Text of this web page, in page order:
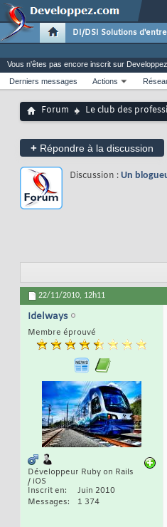
DI/DSI Solutions
Vous n'êtes pas encore inscrit sur
Derniers messages
Actions
Forum Le club des
+ Répondre à la discussion
Discussion : Un
22/11/2010, 12h11
Idelways
Membre éprouvé
Développeur Ruby on Rails
/ iOS
Inscrit en
Juin 2010
Messages
1 374